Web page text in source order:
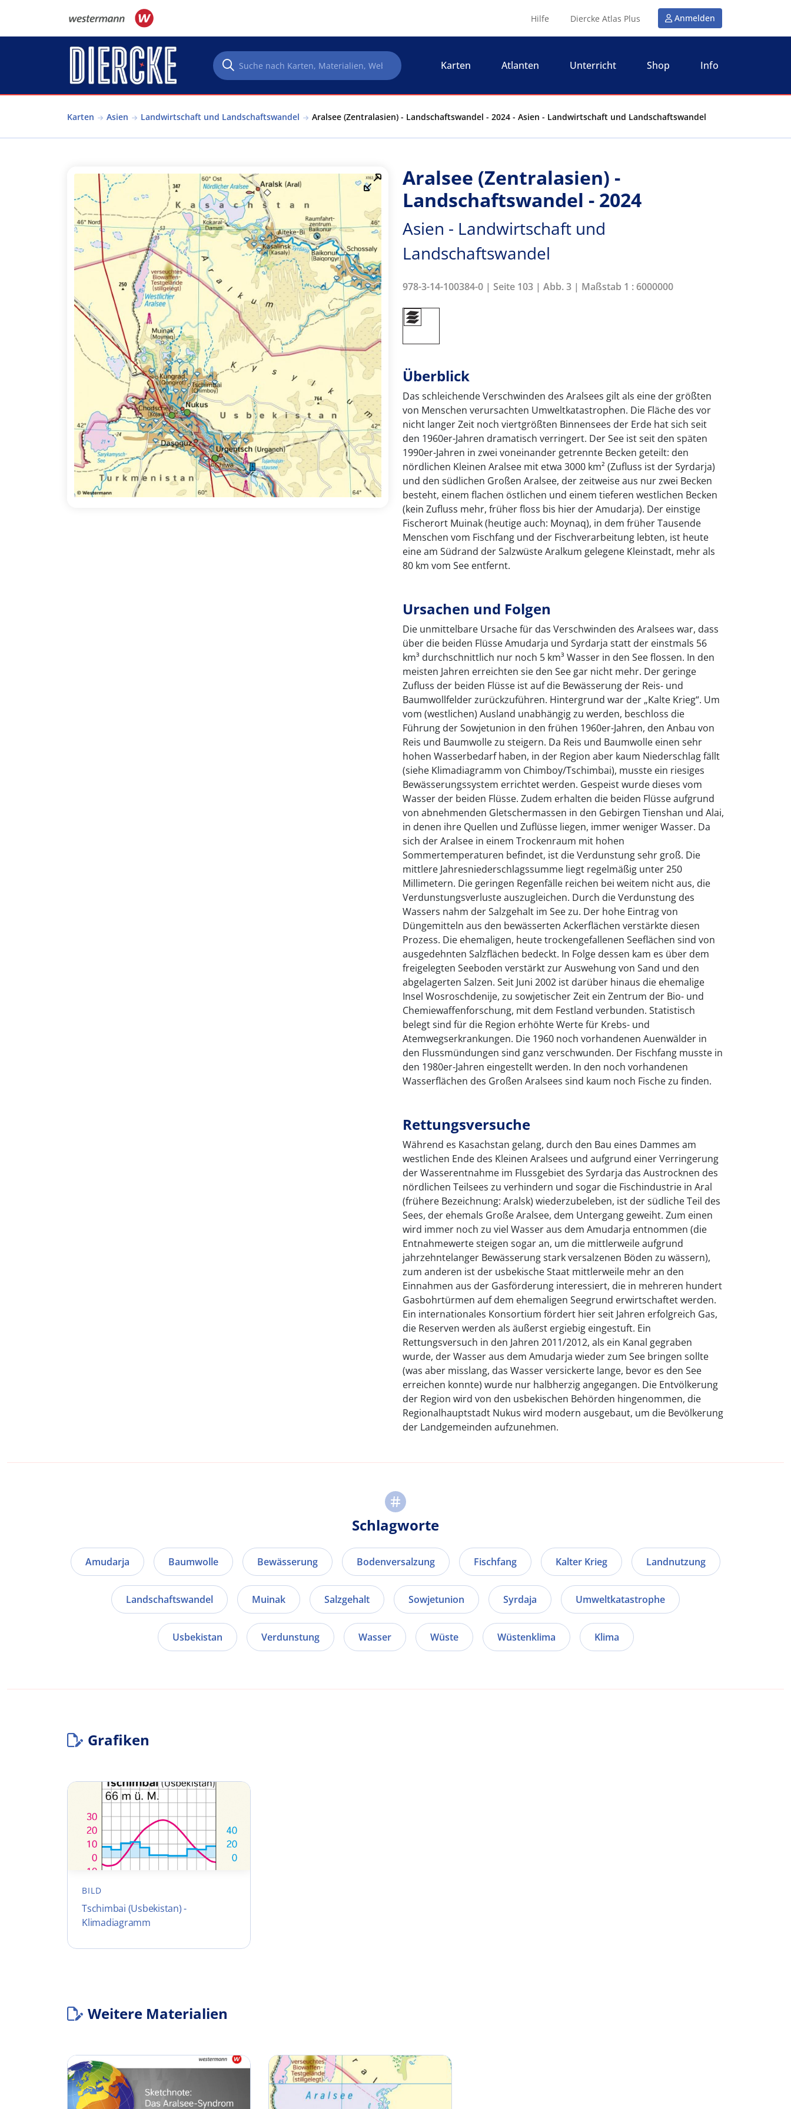
Hilfe Diercke Atlas Plus Anmelden
Karten Atlanten Unterricht Shop Info
Karten Asien Landwirtschaft und Landschaftswandel Aralsee (Zentralasien) - Landschaftswandel - 2024 - Asien - Landwirtschaft und Landschaftswandel
Aralsee (Zentralasien) -
Landschaftswandel - 2024
Asien - Landwirtschaft und
Landschaftswandel
978-3-14-100384-0 | Seite 103 | Abb. 3 | Maßstab 1 : 6000000
Überblick
Das schleichende Verschwinden des Aralsees gilt als eine der größten
von Menschen verursachten Umweltkatastrophen. Die Fläche des vor
nicht langer Zeit noch viertgrößten Binnensees der Erde hat sich seit
den 1960er-Jahren dramatisch verringert. Der See ist seit den späten
1990er-Jahren in zwei voneinander getrennte Becken geteilt: den
nördlichen Kleinen Aralsee mit etwa 3000 km² (Zufluss ist der Syrdarja)
und den südlichen Großen Aralsee, der zeitweise aus nur zwei Becken
besteht, einem flachen östlichen und einem tieferen westlichen Becken
(kein Zufluss mehr, früher floss bis hier der Amudarja). Der einstige
Fischerort Muinak (heutige auch: Moynaq), in dem früher Tausende
Menschen vom Fischfang und der Fischverarbeitung lebten, ist heute
eine am Südrand der Salzwüste Aralkum gelegene Kleinstadt, mehr als
80 km vom See entfernt.
Ursachen und Folgen
Die unmittelbare Ursache für das Verschwinden des Aralsees war, dass
über die beiden Flüsse Amudarja und Syrdarja statt der einstmals 56
km³ durchschnittlich nur noch 5 km³ Wasser in den See flossen. In den
meisten Jahren erreichten sie den See gar nicht mehr. Der geringe
Zufluss der beiden Flüsse ist auf die Bewässerung der Reis- und
Baumwollfelder zurückzuführen. Hintergrund war der „Kalte Krieg“. Um
vom (westlichen) Ausland unabhängig zu werden, beschloss die
Führung der Sowjetunion in den frühen 1960er-Jahren, den Anbau von
Reis und Baumwolle zu steigern. Da Reis und Baumwolle einen sehr
hohen Wasserbedarf haben, in der Region aber kaum Niederschlag fällt
(siehe Klimadiagramm von Chimboy/Tschimbai), musste ein riesiges
Bewässerungssystem errichtet werden. Gespeist wurde dieses vom
Wasser der beiden Flüsse. Zudem erhalten die beiden Flüsse aufgrund
von abnehmenden Gletschermassen in den Gebirgen Tienshan und Alai,
in denen ihre Quellen und Zuflüsse liegen, immer weniger Wasser. Da
sich der Aralsee in einem Trockenraum mit hohen
Sommertemperaturen befindet, ist die Verdunstung sehr groß. Die
mittlere Jahresniederschlagssumme liegt regelmäßig unter 250
Millimetern. Die geringen Regenfälle reichen bei weitem nicht aus, die
Verdunstungsverluste auszugleichen. Durch die Verdunstung des
Wassers nahm der Salzgehalt im See zu. Der hohe Eintrag von
Düngemitteln aus den bewässerten Ackerflächen verstärkte diesen
Prozess. Die ehemaligen, heute trockengefallenen Seeflächen sind von
ausgedehnten Salzflächen bedeckt. In Folge dessen kam es über dem
freigelegten Seeboden verstärkt zur Auswehung von Sand und den
abgelagerten Salzen. Seit Juni 2002 ist darüber hinaus die ehemalige
Insel Wosroschdenije, zu sowjetischer Zeit ein Zentrum der Bio- und
Chemiewaffenforschung, mit dem Festland verbunden. Statistisch
belegt sind für die Region erhöhte Werte für Krebs- und
Atemwegserkrankungen. Die 1960 noch vorhandenen Auenwälder in
den Flussmündungen sind ganz verschwunden. Der Fischfang musste in
den 1980er-Jahren eingestellt werden. In den noch vorhandenen
Wasserflächen des Großen Aralsees sind kaum noch Fische zu finden.
Rettungsversuche
Während es Kasachstan gelang, durch den Bau eines Dammes am
westlichen Ende des Kleinen Aralsees und aufgrund einer Verringerung
der Wasserentnahme im Flussgebiet des Syrdarja das Austrocknen des
nördlichen Teilsees zu verhindern und sogar die Fischindustrie in Aral
(frühere Bezeichnung: Aralsk) wiederzubeleben, ist der südliche Teil des
Sees, der ehemals Große Aralsee, dem Untergang geweiht. Zum einen
wird immer noch zu viel Wasser aus dem Amudarja entnommen (die
Entnahmewerte steigen sogar an, um die mittlerweile aufgrund
jahrzehntelanger Bewässerung stark versalzenen Böden zu wässern),
zum anderen ist der usbekische Staat mittlerweile mehr an den
Einnahmen aus der Gasförderung interessiert, die in mehreren hundert
Gasbohrtürmen auf dem ehemaligen Seegrund erwirtschaftet werden.
Ein internationales Konsortium fördert hier seit Jahren erfolgreich Gas,
die Reserven werden als äußerst ergiebig eingestuft. Ein
Rettungsversuch in den Jahren 2011/2012, als ein Kanal gegraben
wurde, der Wasser aus dem Amudarja wieder zum See bringen sollte
(was aber misslang, das Wasser versickerte lange, bevor es den See
erreichen konnte) wurde nur halbherzig angegangen. Die Entvölkerung
der Region wird von den usbekischen Behörden hingenommen, die
Regionalhauptstadt Nukus wird modern ausgebaut, um die Bevölkerung
der Landgemeinden aufzunehmen.
Schlagworte
Amudarja Baumwolle Bewässerung Bodenversalzung Fischfang Kalter Krieg Landnutzung
Landschaftswandel Muinak Salzgehalt Sowjetunion Syrdaja Umweltkatastrophe
Usbekistan Verdunstung Wasser Wüste Wüstenklima Klima
Grafiken
BILD
Tschimbai (Usbekistan) -
Klimadiagramm
Weitere Materialien